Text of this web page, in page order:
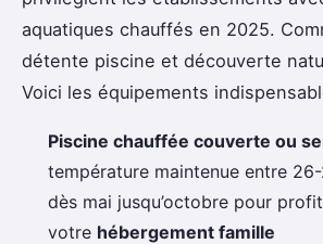
aquatiques chauffés en 2025.
détente piscine et découverte
Voici les équipements
Piscine chauffée couverte ou
température maintenue entre
dès mai jusqu’octobre pour
votre hébergement famille